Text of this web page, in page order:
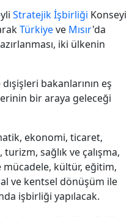
Stratejik İşbirliği Konseyi
Türkiyeve Mısır'da
iki ülkenin
bakanlarının eş
bir araya geleceği
ekonomi, ticaret,
turizm, sağlık ve çalışma,
kültür, eğitim,
ve kentsel dönüşüm ile
işbirliği yapılacak.